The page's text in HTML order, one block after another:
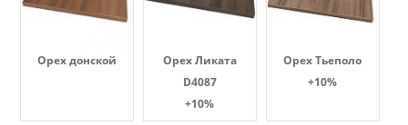
Орех донской
Орех Ликата
D4087
+10%
Орех Тьеполо
+10%